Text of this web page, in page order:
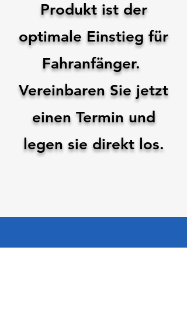
Produkt ist der
optimale Einstieg für
Fahranfänger.
Vereinbaren Sie jetzt
einen Termin und
legen sie direkt los.